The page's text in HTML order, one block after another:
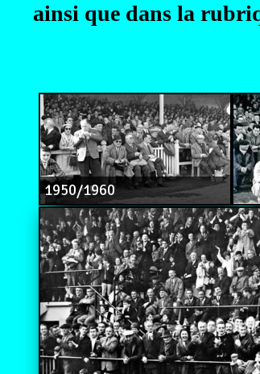
ainsi que dans la
1950/1960